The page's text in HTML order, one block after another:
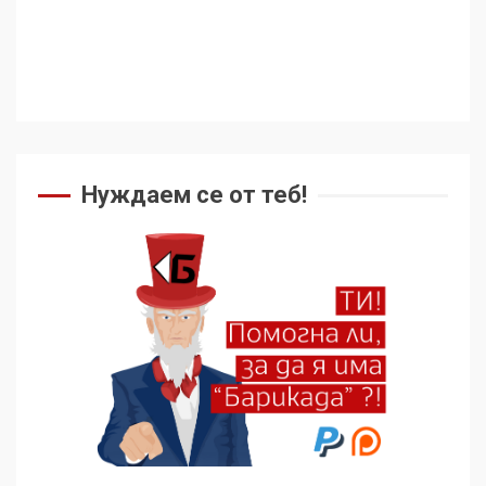
Нуждаем се от теб!
Как се вземат милиони за
чужд труд
136 страни в ООН
подкрепиха Куба, България
избра да е сред 30
„въздържали се“